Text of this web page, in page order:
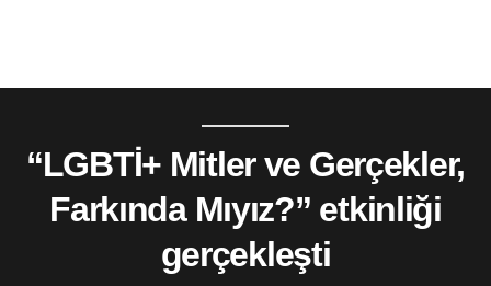
“LGBTİ+ Mitler ve Gerçekler,
Farkında Mıyız?” etkinliği
gerçekleşti